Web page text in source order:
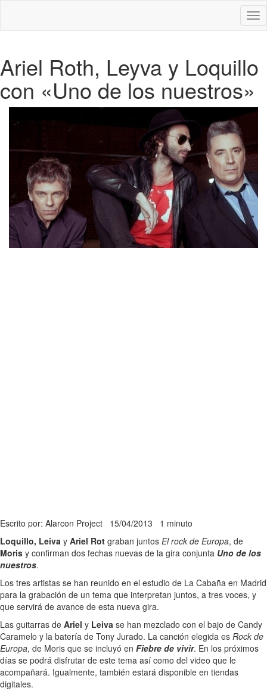
Ariel Roth, Leyva y Loquillo
con «Uno de los nuestros»
Escrito por: Alarcon Project 15/04/2013 1 minuto
Loquillo, Leiva y Ariel Rot graban juntos El rock de Europa, de
Moris y confirman dos fechas nuevas de la gira conjunta Uno de los
nuestros.
Los tres artistas se han reunido en el estudio de La Cabaña en Madrid
para la grabación de un tema que interpretan juntos, a tres voces, y
que servirá de avance de esta nueva gira.
Las guitarras de Ariel y Leiva se han mezclado con el bajo de Candy
Caramelo y la batería de Tony Jurado. La canción elegida es Rock de
Europa, de Moris que se incluyó en Fiebre de vivir. En los próximos
días se podrá disfrutar de este tema así como del video que le
acompañará. Igualmente, también estará disponible en tiendas
digitales.